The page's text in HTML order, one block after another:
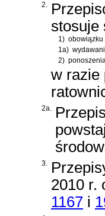
2.
stosuje
1)
1a)
2)
w razie
2a.
3.
2010 r.
1167 i